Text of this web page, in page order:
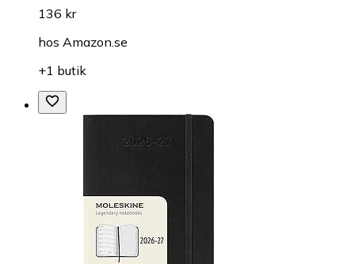
136 kr
hos Amazon.se
+1 butik